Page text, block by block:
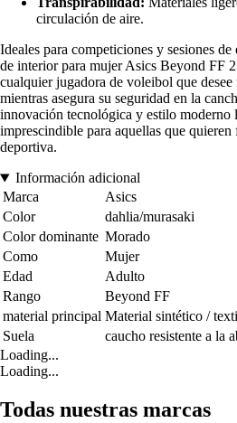
circulación de aire.
Ideales para competiciones y sesiones
de interior para mujer Asics Beyond FF
cualquier jugadora de voleibol que
mientras asegura su seguridad en la
innovación tecnológica y estilo moderno
imprescindible para aquellas que quieren
deportiva.
Información adicional
Marca
Asics
Color
dahlia/murasaki
Color dominante Morado
Como
Mujer
Edad
Adulto
Rango
Beyond FF
material principal Material sintético /
Suela
caucho resistente a la
Loading...
Loading...
Todas nuestras marcas